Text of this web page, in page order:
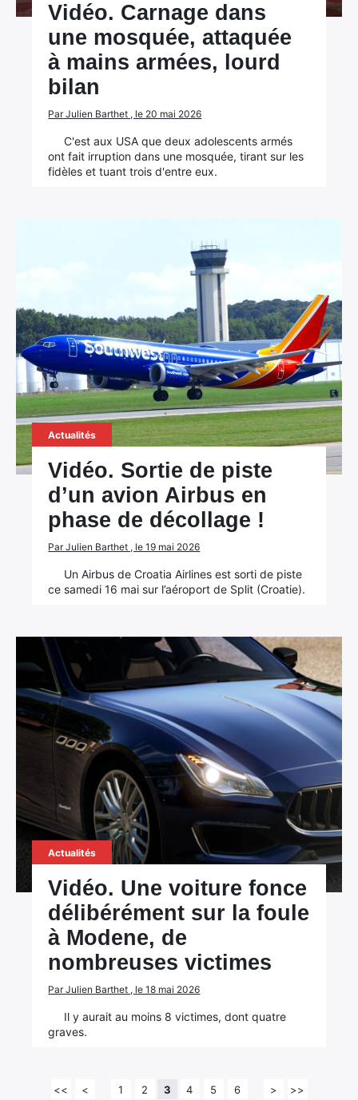
Vidéo. Carnage dans
une mosquée, attaquée
à mains armées, lourd
bilan
Par Julien Barthet , le 20 mai 2026
C'est aux USA que deux adolescents armés
ont fait irruption dans une mosquée, tirant sur les
fidèles et tuant trois d'entre eux.
Actualités
Vidéo. Sortie de piste
d’un avion Airbus en
phase de décollage !
Par Julien Barthet , le 19 mai 2026
Un Airbus de Croatia Airlines est sorti de piste
ce samedi 16 mai sur l’aéroport de Split (Croatie).
Actualités
Vidéo. Une voiture fonce
délibérément sur la foule
à Modene, de
nombreuses victimes
Par Julien Barthet , le 18 mai 2026
Il y aurait au moins 8 victimes, dont quatre
graves.
<< < 1 2 3 4 5 6 > >>